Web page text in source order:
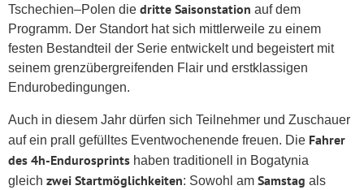
Tschechien–Polen die dritte Saisonstation auf dem
Programm. Der Standort hat sich mittlerweile zu einem
festen Bestandteil der Serie entwickelt und begeistert mit
seinem grenzübergreifenden Flair und erstklassigen
Endurobedingungen.
Auch in diesem Jahr dürfen sich Teilnehmer und Zuschauer
auf ein prall gefülltes Eventwochenende freuen. Die Fahrer
des 4h-Endurosprints haben traditionell in Bogatynia
gleich zwei Startmöglichkeiten: Sowohl am Samstag als